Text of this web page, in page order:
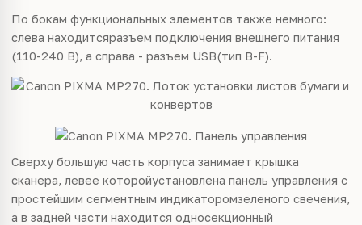
По бокам функциональных элементов также немного:
слева находитсяразъем подключения внешнего питания
(110-240 В), а справа - разъем USB(тип B-F).
Сверху большую часть корпуса занимает крышка
сканера, левее которойустановлена панель управления с
простейшим сегментным индикаторомзеленого свечения,
а в задней части находится односекционный